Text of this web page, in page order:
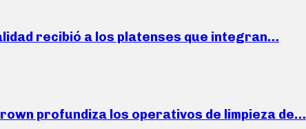
recibió a los platenses que integran…
profundiza los operativos de limpieza de…